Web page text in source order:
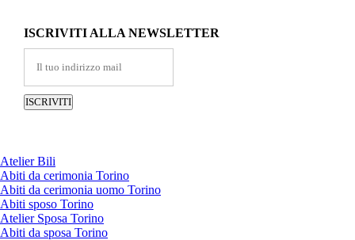
ISCRIVITI ALLA NEWSLETTER
Atelier Bili
Abiti da cerimonia Torino
Abiti da cerimonia uomo Torino
Abiti sposo Torino
Atelier Sposa Torino
Abiti da sposa Torino